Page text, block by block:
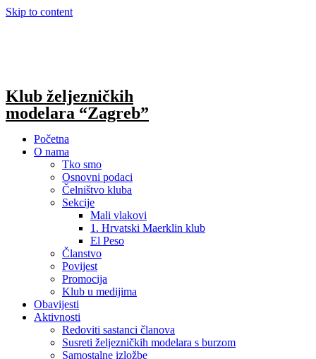
Skip to content
Klub željezničkih
modelara “Zagreb”
Početna
O nama
Tko smo
Osnovni podaci
Čelništvo kluba
Sekcije
Mali vlakovi
1. Hrvatski Maerklin klub
El Peso
Članstvo
Povijest
Promocija
Klub u medijima
Obavijesti
Aktivnosti
Redoviti sastanci članova
Susreti željezničkih modelara s burzom
Samostalne izložbe